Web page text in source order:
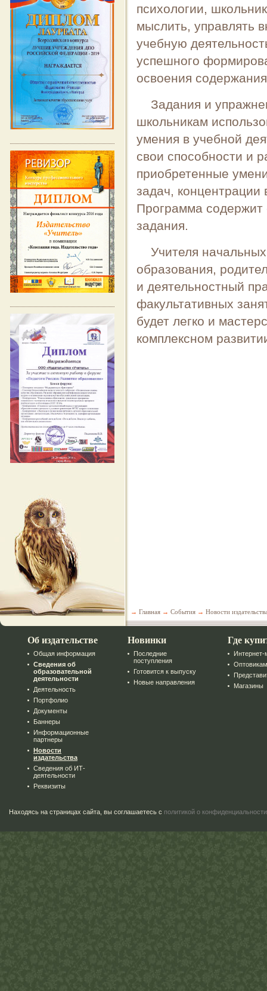
психологии,
мыслить, управлять
учебную
успешного
освоения
Задания и
школьникам
умения в учебной
свои способности и
приобретенные
задач,
Программа содержит
задания.
Учителя
образования,
и деятельностный
факультативных
будет легко и
комплексном
→ Главная → События → Новости
Об издательстве
Общая информация
Сведения об
образовательной
деятельности
Деятельность
Портфолио
Документы
Баннеры
Информационные
партнеры
Новости
издательства
Сведения об ИТ-
деятельности
Реквизиты
Новинки
Последние
поступления
Готовится к выпуску
Новые направления
Где
Интернет-
Оптовикам
Магазины
Находясь на страницах сайта, вы соглашаетесь с политикой о конфиденциальности